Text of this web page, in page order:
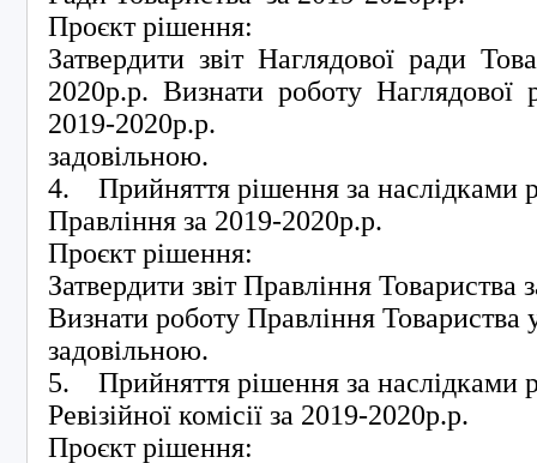
Проєкт рішення:
Затвердити звіт Наглядової ради
2020р.р. Визнати роботу Наглядової
2019-2020р.р.
задовільною.
4. Прийняття рішення за наслідками
Правління за 2019-2020р.р.
Проєкт рішення:
Затвердити звіт Правління Товариства
Визнати роботу Правління Товариства
задовільною.
5. Прийняття рішення за наслідками
Ревізійної комісії за 2019-2020р.р.
Проєкт рішення: